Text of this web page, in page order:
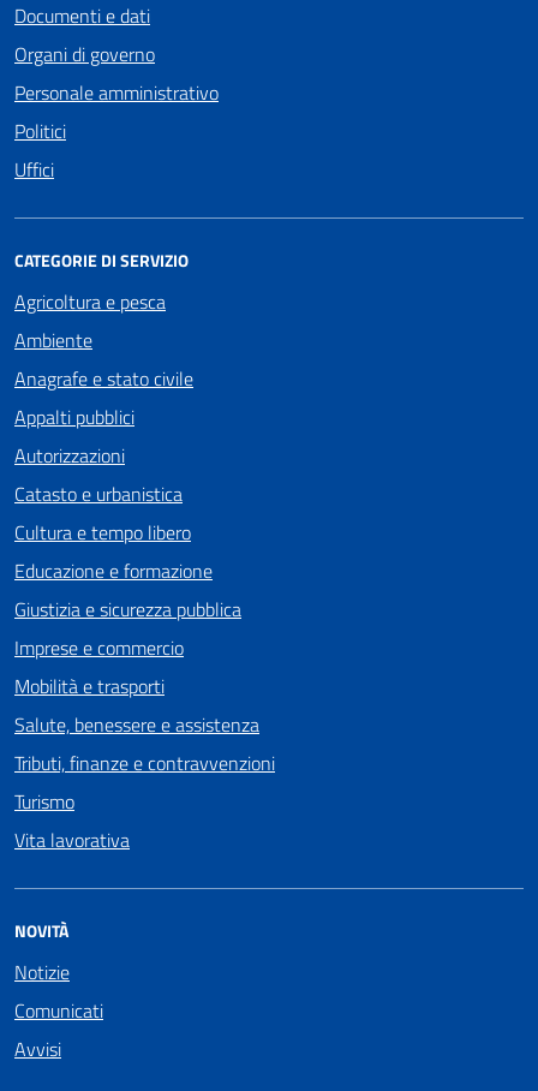
Documenti e dati
Organi di governo
Personale amministrativo
Politici
Uffici
CATEGORIE DI SERVIZIO
Agricoltura e pesca
Ambiente
Anagrafe e stato civile
Appalti pubblici
Autorizzazioni
Catasto e urbanistica
Cultura e tempo libero
Educazione e formazione
Giustizia e sicurezza pubblica
Imprese e commercio
Mobilità e trasporti
Salute, benessere e assistenza
Tributi, finanze e contravvenzioni
Turismo
Vita lavorativa
NOVITÀ
Notizie
Comunicati
Avvisi